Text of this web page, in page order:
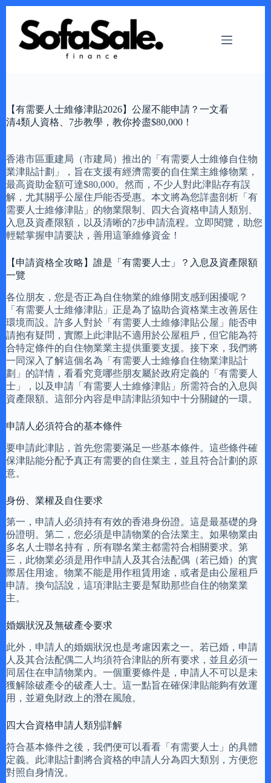
content
【有需要人士維修津貼2026】公屋不能申請？一文看
清4類人資格、7步教學，教你拎盡$80,000！
香港市區重建局（市建局）推出的「有需要人士維修自住物
業津貼計劃」，旨在支援有經濟需要的自住業主維修物業，
最高資助金額可達$80,000。然而，不少人對此津貼存有誤
解，尤其關乎公屋住戶能否受惠。本文將為您詳盡剖析「有
需要人士維修津貼」的物業限制、四大合資格申請人類別、
入息及資產限額，以及清晰的7步申請流程。立即閱覽，助您
輕鬆掌握申請要訣，善用這筆維修資金！
【申請資格全攻略】誰是「有需要人士」？入息及資產限額
一覽
各位朋友，您是否正為自住物業的維修開支感到困擾呢？
「有需要人士維修津貼」正是為了協助合資格業主改善居住
環境而設。許多人對於「有需要人士維修津貼公屋」能否申
請抱有疑問，實際上此津貼不適用於公屋租戶，但它能為符
合特定條件的自住物業業主提供重要支援。接下來，我們將
一同深入了解這個名為「有需要人士維修自住物業津貼計
劃」的詳情，看看究竟哪些朋友屬於政府定義的「有需要人
士」，以及申請「有需要人士維修津貼」所需符合的入息與
資產限額。這部分內容是申請津貼須知中十分關鍵的一環。
申請人必須符合的基本條件
要申請此津貼，首先您需要滿足一些基本條件。這些條件確
保津貼能分配予真正有需要的自住業主，並且符合計劃的原
意。
身份、業權及自住要求
第一，申請人必須持有有效的香港身份證。這是最基礎的身
份證明。第二，您必須是申請物業的合法業主。如果物業由
多名人士聯名持有，所有聯名業主都需符合相關要求。第
三，此物業必須是用作申請人及其合法配偶（若已婚）的實
際居住用途。物業不能是用作租賃用途，或者是由公屋租戶
申請。換句話說，這項津貼主要是幫助那些自住的物業業
主。
婚姻狀況及無破產令要求
此外，申請人的婚姻狀況也是考慮因素之一。若已婚，申請
人及其合法配偶二人均須符合津貼的所有要求，並且必須一
同居住在申請物業內。一個重要條件是，申請人不可以是未
獲解除破產令的破產人士。這一點旨在確保津貼能夠有效運
用，並避免財政上的潛在風險。
四大合資格申請人類別詳解
符合基本條件之後，我們便可以看看「有需要人士」的具體
定義。此津貼計劃將合資格的申請人分為四大類別，方便您
對照自身情況。